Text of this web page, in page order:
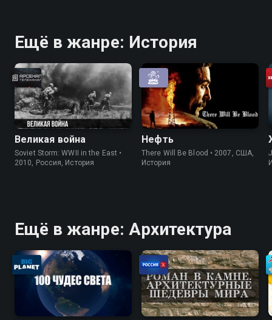
Ещё в жанре: История
Великая война
Soviet Storm: WWII in the East •
2010, Россия, История
Нефть
There Will Be Blood • 2007, США,
История
Ещё в жанре: Архитектура